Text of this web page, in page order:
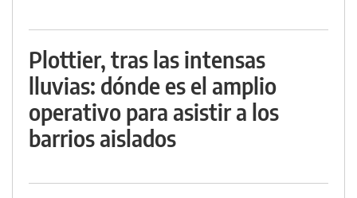
Plottier, tras las intensas
lluvias: dónde es el amplio
operativo para asistir a los
barrios aislados